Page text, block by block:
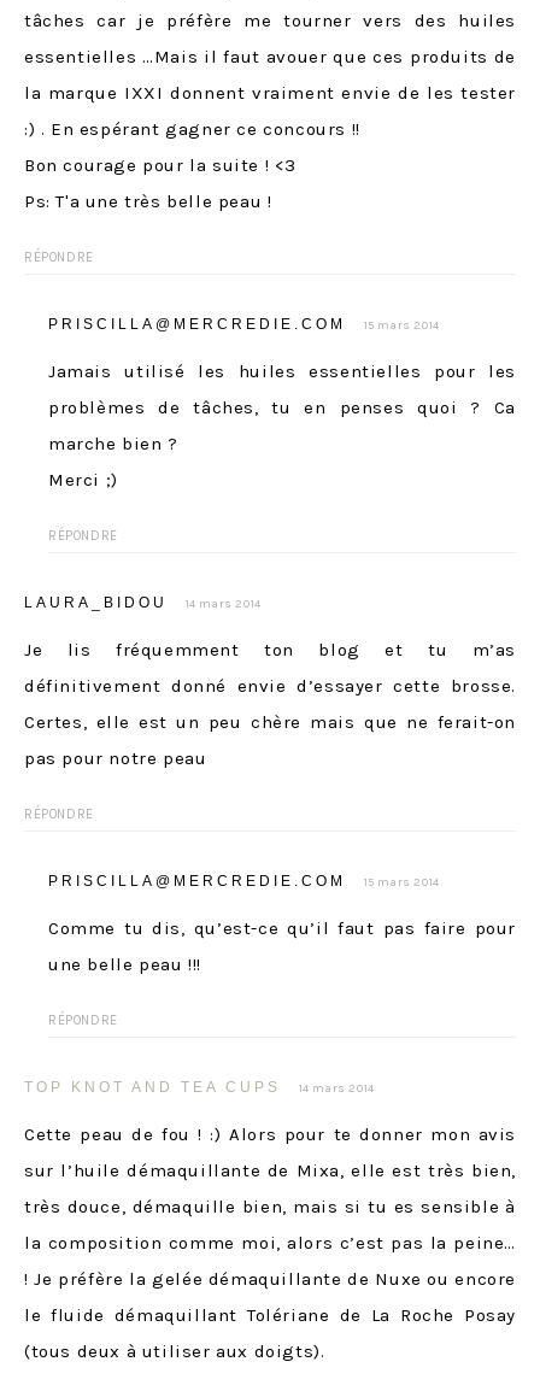
tâches car je préfère me tourner vers des huiles
essentielles …Mais il faut avouer que ces produits de
la marque IXXI donnent vraiment envie de les tester
:) . En espérant gagner ce concours !!
Bon courage pour la suite ! <3
Ps: T'a une très belle peau !
RÉPONDRE
PRISCILLA@MERCREDIE.COM 15 mars 2014
Jamais utilisé les huiles essentielles pour les
problèmes de tâches, tu en penses quoi ? Ca
marche bien ?
Merci ;)
RÉPONDRE
LAURA_BIDOU 14 mars 2014
Je lis fréquemment ton blog et tu m’as
définitivement donné envie d’essayer cette brosse.
Certes, elle est un peu chère mais que ne ferait-on
pas pour notre peau
RÉPONDRE
PRISCILLA@MERCREDIE.COM 15 mars 2014
Comme tu dis, qu’est-ce qu’il faut pas faire pour
une belle peau !!!
RÉPONDRE
TOP KNOT AND TEA CUPS 14 mars 2014
Cette peau de fou ! :) Alors pour te donner mon avis
sur l’huile démaquillante de Mixa, elle est très bien,
très douce, démaquille bien, mais si tu es sensible à
la composition comme moi, alors c’est pas la peine…
! Je préfère la gelée démaquillante de Nuxe ou encore
le fluide démaquillant Tolériane de La Roche Posay
(tous deux à utiliser aux doigts).